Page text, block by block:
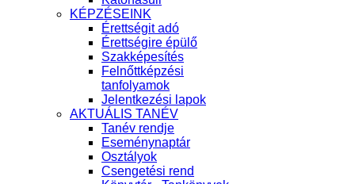
KÉPZÉSEINK
Érettségit adó
Érettségire épülő
Szakképesítés
Felnőttképzési
tanfolyamok
Jelentkezési lapok
AKTUÁLIS TANÉV
Tanév rendje
Eseménynaptár
Osztályok
Csengetési rend